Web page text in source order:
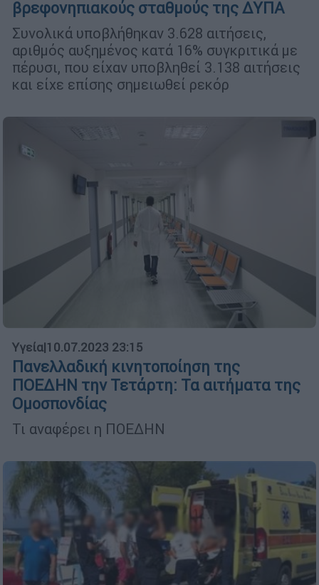
βρεφονηπιακούς σταθμούς της ΔΥΠΑ
Συνολικά υποβλήθηκαν 3.628 αιτήσεις,
αριθμός αυξημένος κατά 16% συγκριτικά με
πέρυσι, που είχαν υποβληθεί 3.138 αιτήσεις
και είχε επίσης σημειωθεί ρεκόρ
Υγεία|10.07.2023 23:15
Πανελλαδική κινητοποίηση της
ΠΟΕΔΗΝ την Τετάρτη: Τα αιτήματα της
Ομοσπονδίας
Τι αναφέρει η ΠΟΕΔΗΝ